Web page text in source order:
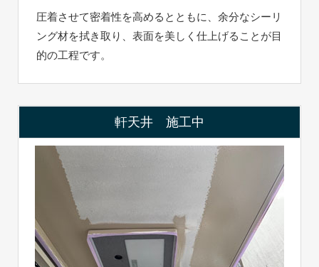
圧着させて密着性を高めるとともに、余分なシーリ
ング材を拭き取り、表面を美しく仕上げることが目
的の工程です。
軒天井 施工中